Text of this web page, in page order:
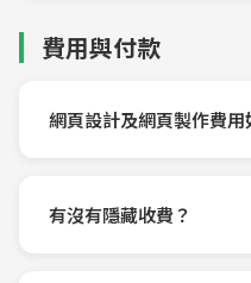
費用與付款
網頁設計及網頁製作費用
有沒有隱藏收費？